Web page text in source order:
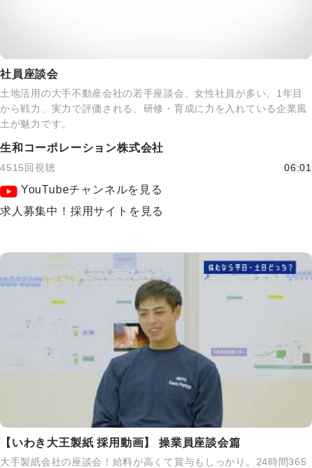
社員座談会
土地活用の大手不動産会社の若手座談会。女性社員が多い、1年目
から戦力、実力で評価される、研修・育成に力を入れている企業風
土が魅力です。
生和コーポレーション株式会社
4515回視聴 06:01
YouTubeチャンネルを見る
求人募集中！採用サイトを見る
【いわき大王製紙 採用動画】 操業員座談会篇
大手製紙会社の座談会！給料が高くて賞与もしっかり。24時間365